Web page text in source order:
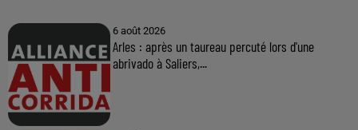
6 août 2026
Arles : après un taureau percuté lors d'une
abrivado à Saliers,...